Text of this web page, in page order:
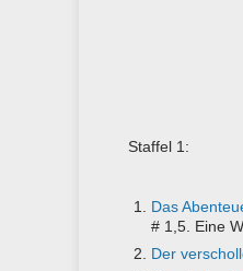
Staffel 1:
Das
# 1,5. Eine
Der